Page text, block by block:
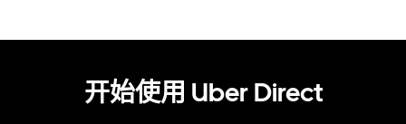
开始使用 Uber Direct